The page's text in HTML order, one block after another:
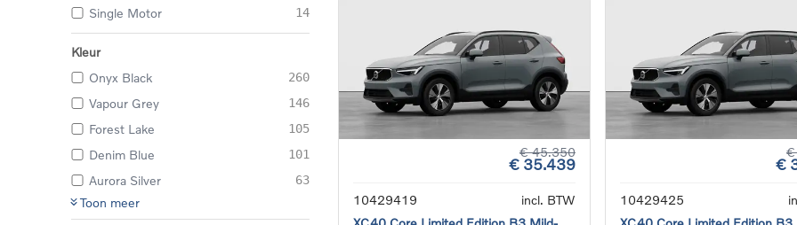
Single Motor 14
Kleur
Onyx Black
260
Vapour Grey 146
Forest Lake 105
Denim Blue 101
Aurora Silver 63
Toon meer
€ 45.350
€ 35.439
10429419
incl. BTW
€
€
10429425